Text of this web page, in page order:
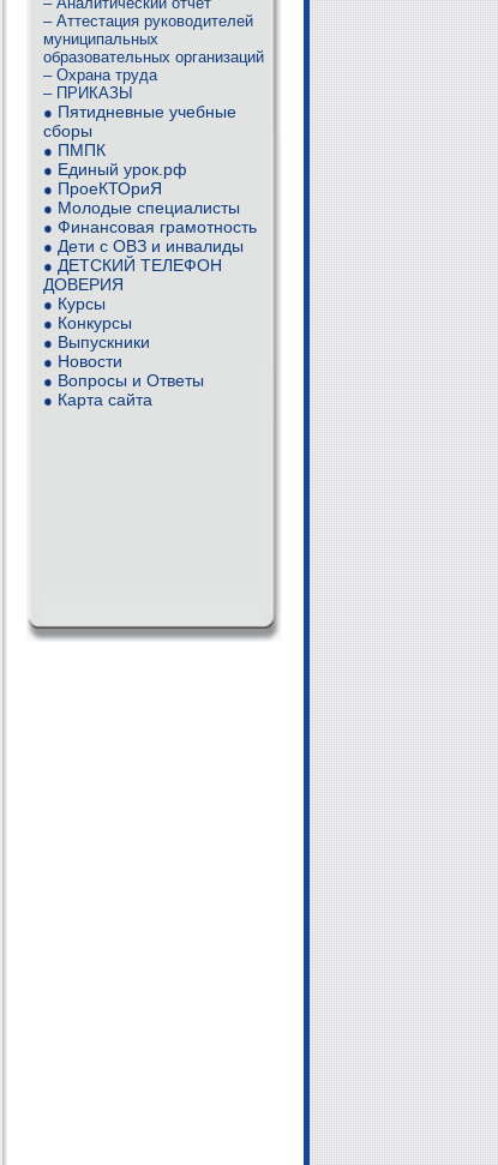
– Аттестация руководителей
муниципальных
образовательных организаций
– Охрана труда
– ПРИКАЗЫ
● Пятидневные учебные
сборы
● ПМПК
● Единый урок.рф
● ПроеКТОриЯ
● Молодые специалисты
●Финансовая грамотность
●Дети с ОВЗ и инвалиды
●ДЕТСКИЙ ТЕЛЕФОН
ДОВЕРИЯ
● Курсы
● Конкурсы
● Выпускники
● Новости
● Вопросы и Ответы
● Карта сайта